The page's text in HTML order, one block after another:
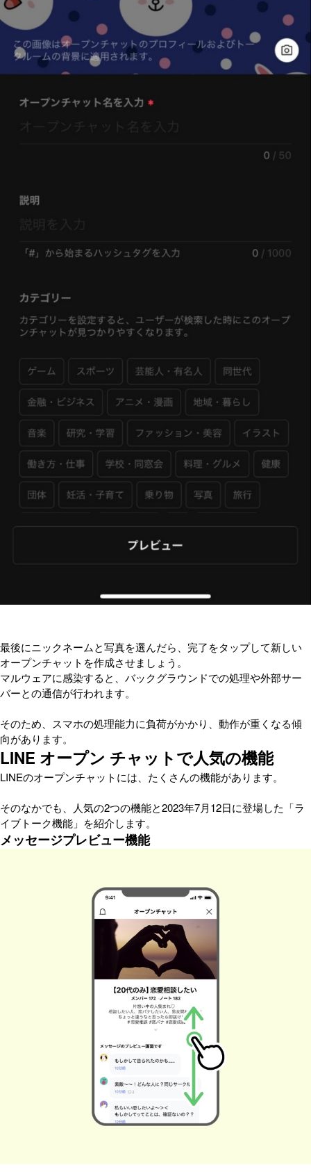
最後にニックネームと写真を選んだら、完了をタップして新しい
オープンチャットを作成させましょう。
マルウェアに感染すると、バックグラウンドでの処理や外部サー
バーとの通信が行われます。
そのため、スマホの処理能力に負荷がかかり、動作が重くなる傾
向があります。
LINE オープン チャットで人気の機能
LINEのオープンチャットには、たくさんの機能があります。
そのなかでも、人気の2つの機能と2023年7月12日に登場した「ラ
イブトーク機能」を紹介します。
メッセージプレビュー機能